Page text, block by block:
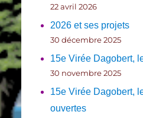
22 avril 2026
2026 et ses projets
30 décembre 2025
15e Virée Dagobert,
30 novembre 2025
15e Virée Dagobert,
ouvertes